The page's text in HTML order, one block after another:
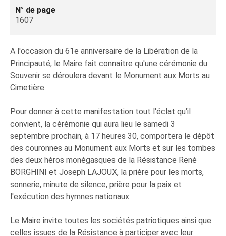
N° de page
1607
A l'occasion du 61e anniversaire de la Libération de la
Principauté, le Maire fait connaître qu'une cérémonie du
Souvenir se déroulera devant le Monument aux Morts au
Cimetière.
Pour donner à cette manifestation tout l'éclat qu'il
convient, la cérémonie qui aura lieu le samedi 3
septembre prochain, à 17 heures 30, comportera le dépôt
des couronnes au Monument aux Morts et sur les tombes
des deux héros monégasques de la Résistance René
BORGHINI et Joseph LAJOUX, la prière pour les morts,
sonnerie, minute de silence, prière pour la paix et
l'exécution des hymnes nationaux.
Le Maire invite toutes les sociétés patriotiques ainsi que
celles issues de la Résistance à participer avec leur